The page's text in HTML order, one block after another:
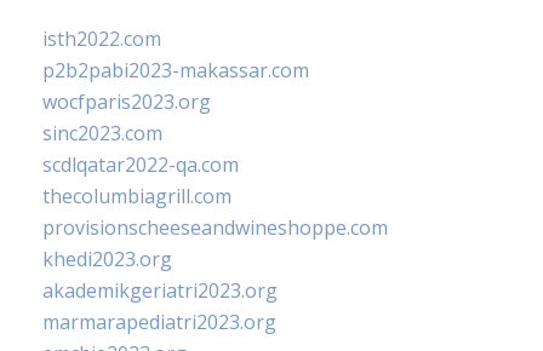
isth2022.com
p2b2pabi2023-makassar.com
wocfparis2023.org
sinc2023.com
scdlqatar2022-qa.com
thecolumbiagrill.com
provisionscheeseandwineshoppe.com
khedi2023.org
akademikgeriatri2023.org
marmarapediatri2023.org